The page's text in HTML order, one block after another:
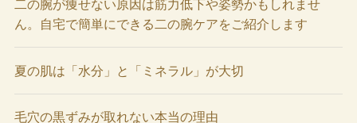
二の腕が痩せない原因は筋力低下や姿勢かもしれませ
ん。自宅で簡単にできる二の腕ケアをご紹介します
夏の肌は「水分」と「ミネラル」が大切
毛穴の黒ずみが取れない本当の理由